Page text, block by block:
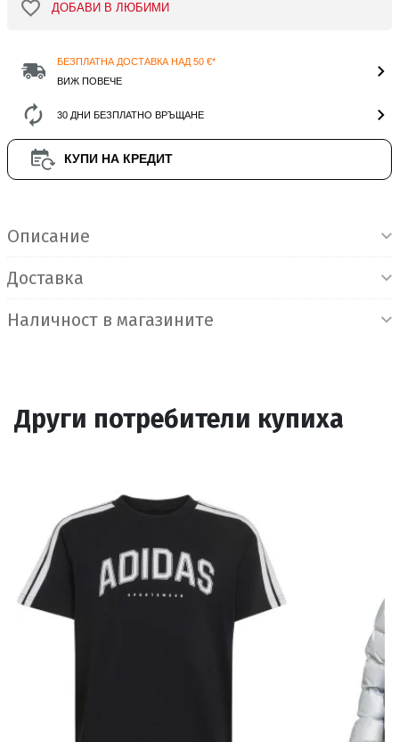
ДОБАВИ В ЛЮБИМИ
БЕЗПЛАТНА ДОСТАВКА НАД 50 €*
ВИЖ ПОВЕЧЕ
30 ДНИ БЕЗПЛАТНО ВРЪЩАНЕ
КУПИ НА КРЕДИТ
Описание
Доставка
Наличност в магазините
Други потребители купиха